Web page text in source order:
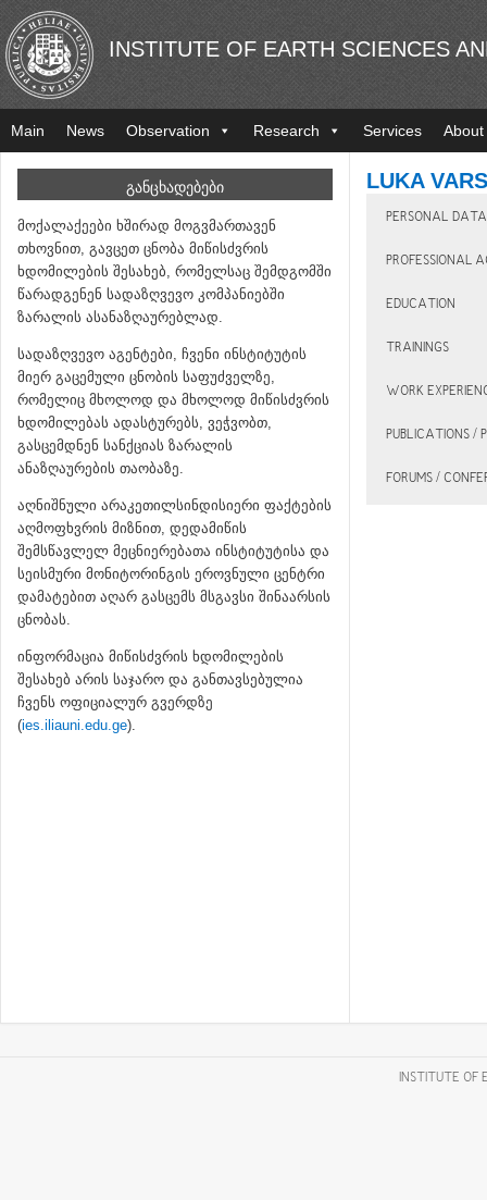
INSTITUTE OF EARTH SCIENCES
Main News Observation Research Services About
ᲒᲐᲜᲪᲮᲐᲓᲔᲑᲔᲑᲘ
მოქალაქეები ხშირად მოგვმართავენ
თხოვნით, გავცეთ ცნობა მიწისძვრის
ხდომილების შესახებ, რომელსაც შემდგომში
წარადგენენ სადაზღვევო კომპანიებში
ზარალის ასანაზღაურებლად.
სადაზღვევო აგენტები, ჩვენი ინსტიტუტის
მიერ გაცემული ცნობის საფუძველზე,
რომელიც მხოლოდ და მხოლოდ მიწისძვრის
ხდომილებას ადასტურებს, ვეჭვობთ,
გასცემდნენ სანქციას ზარალის
ანაზღაურების თაობაზე.
აღნიშნული არაკეთილსინდისიერი ფაქტების
აღმოფხვრის მიზნით, დედამიწის
შემსწავლელ მეცნიერებათა ინსტიტუტისა და
სეისმური მონიტორინგის ეროვნული ცენტრი
დამატებით აღარ გასცემს მსგავსი შინაარსის
ცნობას.
ინფორმაცია მიწისძვრის ხდომილების
შესახებ არის საჯარო და განთავსებულია
ჩვენს ოფიციალურ გვერდზე
(ies.iliauni.edu.ge).
LUKA
PERSONAL DATA
PROFESSIONAL
EDUCATION
TRAININGS
WORK
PUBLICATIONS /
FORUMS /
INSTITUTE OF